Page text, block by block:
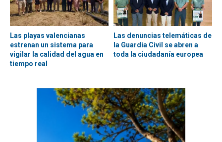
Las playas valencianas
estrenan un sistema para
vigilar la calidad del agua en
tiempo real
Las denuncias telemáticas de
la Guardia Civil se abren a
toda la ciudadanía europea